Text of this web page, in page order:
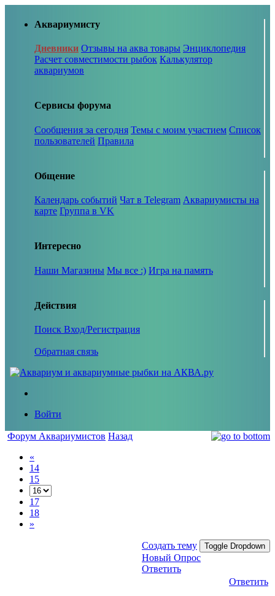
Аквариумисту
Дневники Отзывы на аква товары Энциклопедия
Расчет совместимости рыбок Калькулятор
аквариумов
Сервисы форума
Сообщения за сегодня Темы с моим участием Список
пользователей Правила
Общение
Календарь событий Чат в Telegram Аквариумисты на
карте Группа в VK
Интересно
Наши Магазины Мы все :) Игра на память
Действия
Поиск Вход/Регистрация
Обратная связь
Войти
Форум Аквариумистов Назад
«
14
15
17
18
»
Создать тему Toggle Dropdown
Новый Опрос
Ответить
Ответить